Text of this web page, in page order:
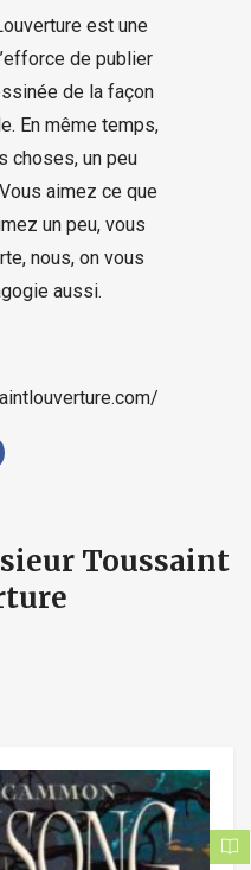
est une
de publier
de la façon
En même temps,
choses, un peu
aimez ce que
un peu, vous
nous, on vous
aussi.
Toussaint